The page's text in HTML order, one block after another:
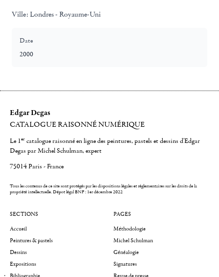
Ville: Londres - Royaume-Uni
Date
2000
Edgar Degas
CATALOGUE RAISONNÉ NUMÉRIQUE
Le 1er catalogue raisonné en ligne des peintures, pastels et dessins d'Edgar
Degas par Michel Schulman, expert
75014 Paris - France
Tous les contenus de ce site sont protégés par les dispositions légales et réglementaires sur les droits de la
propriété intellectuelle.Dépot légal BNF : 1er décembre 2022
SECTIONS
Accueil
Peintures & pastels
Dessins
Expositions
PAGES
Méthodologie
Michel Schulman
Généalogie
Signatures